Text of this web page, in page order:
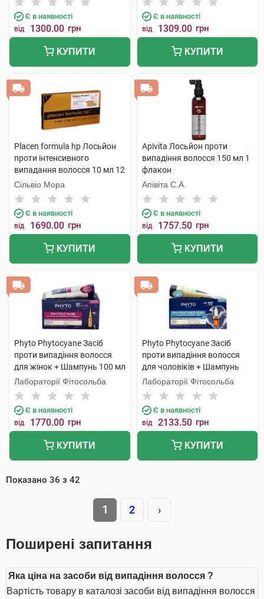
Є в наявності
від 1300.00 грн
КУПИТИ
Є в наявності
від 1309.00 грн
КУПИТИ
Placen formula hp Лосьйон
проти інтенсивного
випадання волосся 10 мл 12
ампул
Сільвіо Мора
Є в наявності
від 1690.00 грн
КУПИТИ
Apivita Лосьйон проти
випадіння волосся 150 мл 1
флакон
Апівіта С.А.
Є в наявності
від 1757.50 грн
КУПИТИ
Phyto Phytocyane Засіб
проти випадіння волосся
для жінок + Шампунь 100 мл
1 набір
Лабораторії Фітосольба
Є в наявності
від 1770.00 грн
КУПИТИ
Phyto Phytocyane Засіб
проти випадіння волосся
для чоловіків + Шампунь
100 мл 1 набір
Лабораторії Фітосольба
Є в наявності
від 2133.50 грн
КУПИТИ
Показано 36 з 42
1 2 ›
Поширені запитання
Яка ціна на засоби від випадіння волосся ?
Вартість товару в каталозі засоби від випадіння волосся